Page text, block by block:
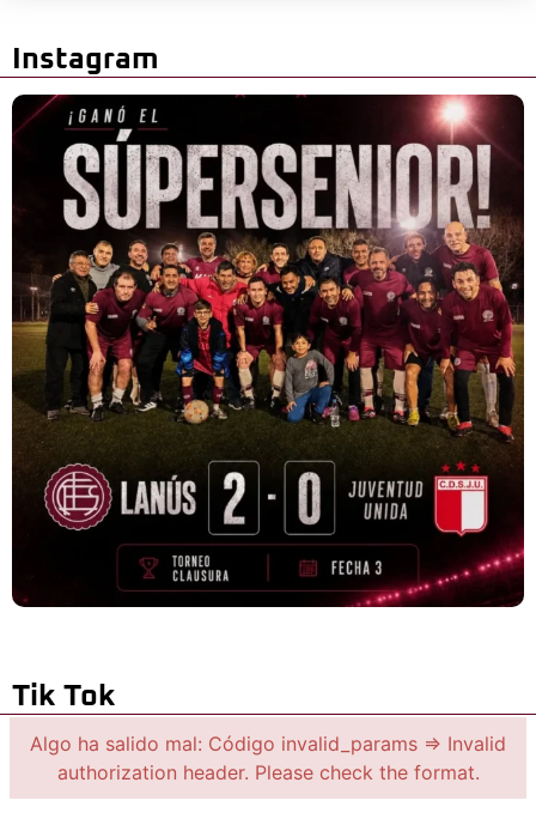
Instagram
Tik Tok
Algo ha salido mal: Código invalid_params => Invalid
authorization header. Please check the format.